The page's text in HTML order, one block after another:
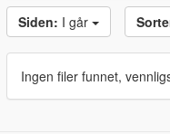
Siden: I går
Ingen filer funnet,